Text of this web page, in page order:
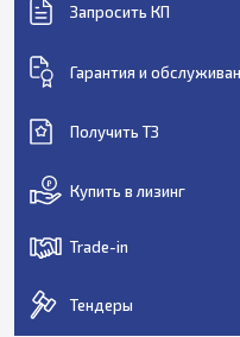
Запросить КП
Гарантия и
Получить ТЗ
Купить в лизинг
Trade-in
Тендеры